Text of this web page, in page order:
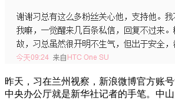
昨天，习在兰州视察，新浪微博官方账
中央办公厅就是新华社记者的手笔。中